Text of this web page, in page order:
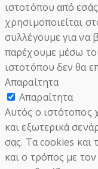
ιστοτόπου από
χρησιμοποιείται
συλλέγουμε για να
παρέχουμε μέσω
ιστοτόπου δεν θα
Απαραίτητα
Απαραίτητα
Αυτός ο ιστότοπος
και εξωτερικά
σας. Τα cookies και
και ο τρόπος με